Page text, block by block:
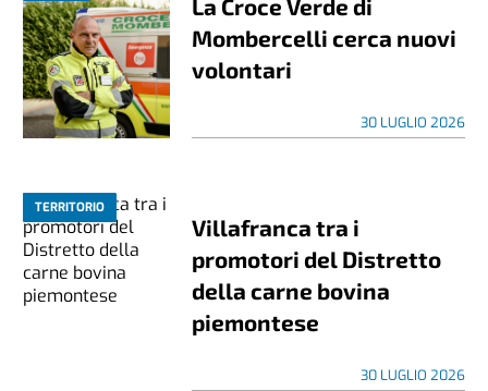
La Croce Verde di
Mombercelli cerca nuovi
volontari
30 LUGLIO 2026
TERRITORIO
Villafranca tra i
promotori del Distretto
della carne bovina
piemontese
30 LUGLIO 2026